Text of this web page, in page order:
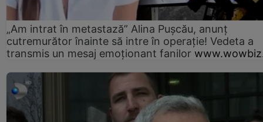
„Am intrat în metastază” Alina Pușcău, anunț
cutremurător înainte să intre în operație! Vedeta a
transmis un mesaj emoționant fanilor